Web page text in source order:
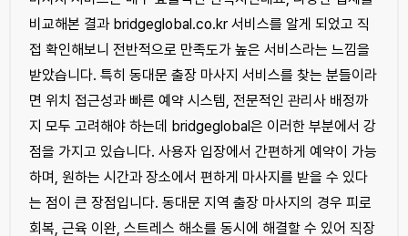
비교해본 결과 bridgeglobal.co.kr 서비스를 알게 되었고 직
접 확인해보니 전반적으로 만족도가 높은 서비스라는 느낌을
받았습니다. 특히 동대문 출장 마사지 서비스를 찾는 분들이라
면 위치 접근성과 빠른 예약 시스템, 전문적인 관리사 배정까
지 모두 고려해야 하는데 bridgeglobal은 이러한 부분에서 강
점을 가지고 있습니다. 사용자 입장에서 간편하게 예약이 가능
하며, 원하는 시간과 장소에서 편하게 마사지를 받을 수 있다
는 점이 큰 장점입니다. 동대문 지역 출장 마사지의 경우 피로
회복, 근육 이완, 스트레스 해소를 동시에 해결할 수 있어 직장